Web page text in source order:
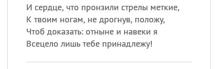
И сердце, что пронзили стрелы меткие,
К твоим ногам, не дрогнув, положу,
Чтоб доказать: отныне и навеки я
Всецело лишь тебе принадлежу!